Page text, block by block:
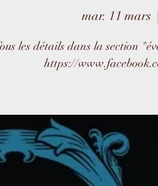
mar. 11 mars
les détails dans la section
https://